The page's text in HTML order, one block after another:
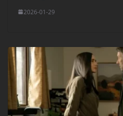
2026-01-29